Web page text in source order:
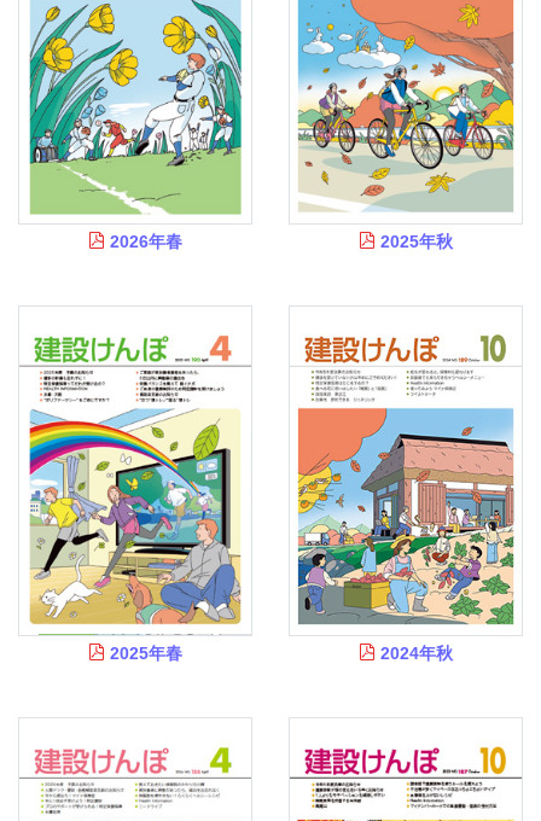
給
付
保
健
続
き
申
請
書
一
覧
よ
く
問
組
合
2026年春 2025年秋
2025年春 2024年秋